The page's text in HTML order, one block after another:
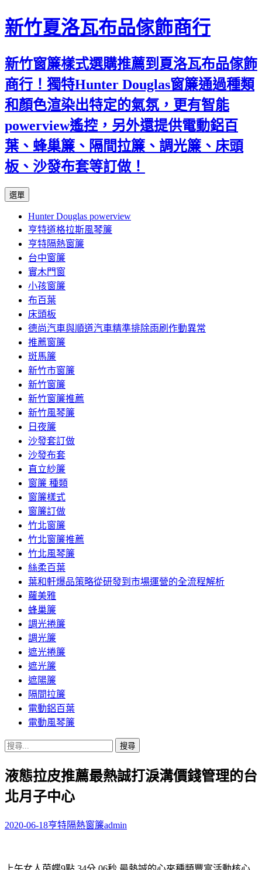
新竹夏洛瓦布品傢飾商行
新竹窗簾樣式選購推薦到夏洛瓦布品傢飾
商行！獨特Hunter Douglas窗簾通過種類
和顏色渲染出特定的氣氛，更有智能
powerview遙控，另外還提供電動鋁百
葉、蜂巢簾、隔間拉簾、調光簾、床頭
板、沙發布套等訂做！
選單
內
容
Hunter Douglas powerview
亨特道格拉斯風琴簾
亨特隔熱窗簾
台中窗簾
實木門窗
小孩窗簾
布百葉
床頭板
德尚汽車與順道汽車精準排除雨刷作動異常
推薦窗簾
斑馬簾
新竹市窗簾
新竹窗簾
新竹窗簾推薦
新竹風琴簾
日夜簾
沙發套訂做
沙發布套
直立紗簾
窗簾 種類
窗簾樣式
窗簾訂做
竹北窗簾
竹北窗簾推薦
竹北風琴簾
絲柔百葉
葉和軒爆品策略從研發到市場運營的全流程解析
蘿美雅
蜂巢簾
調光捲簾
調光簾
遮光捲簾
遮光簾
遮陽簾
隔間拉簾
電動鋁百葉
電動風琴簾
搜
關
鍵
字:
液態拉皮推薦最熱誠打淚溝價錢管理的台
北月子中心
2020-06-18亨特隔熱窗簾admin